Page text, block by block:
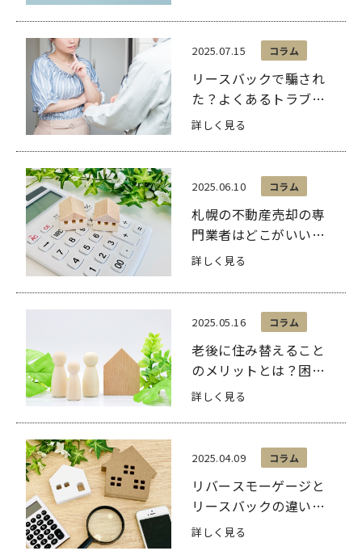
2025.07.15 コラム
リースバックで騙され
た？よくあるトラブル
事例を紹介
詳しく見る
2025.06.10 コラム
札幌の不動産売却の専
門業者はどこがいい？
選び方や選ぶときの基
詳しく見る
2025.05.16 コラム
老後に住み替えること
のメリットとは？困っ
たときの相談窓口も解
詳しく見る
2025.04.09 コラム
リバースモーゲージと
リースバックの違い｜
メリット・デメリッ
詳しく見る